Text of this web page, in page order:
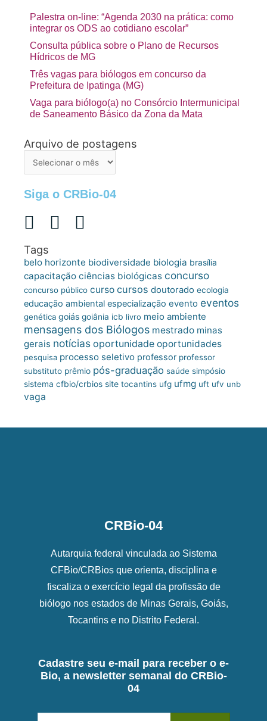
Palestra on-line: “Agenda 2030 na prática: como
integrar os ODS ao cotidiano escolar”
Consulta pública sobre o Plano de Recursos
Hídricos de MG
Três vagas para biólogos em concurso da
Prefeitura de Ipatinga (MG)
Vaga para biólogo(a) no Consórcio Intermunicipal
de Saneamento Básico da Zona da Mata
Arquivo de postagens
Arquivo
Siga o CRBio-04
Tags
belo horizonte biodiversidade biologia brasília
capacitação ciências biológicas concurso
concurso público curso cursos doutorado ecologia
educação ambiental especialização evento eventos
genética goiás goiânia icb livro meio ambiente
mensagens dos Biólogos mestrado minas
gerais notícias oportunidade oportunidades
pesquisa processo seletivo professor professor
substituto prêmio pós-graduação saúde simpósio
sistema cfbio/crbios site tocantins ufg ufmg uft ufv unb
vaga
CRBio-04
Autarquia federal vinculada ao Sistema
CFBio/CRBios que orienta, disciplina e
fiscaliza o exercício legal da profissão de
biólogo nos estados de Minas Gerais, Goiás,
Tocantins e no Distrito Federal.
Cadastre seu e-mail para receber o e-
Bio, a newsletter semanal do CRBio-
04